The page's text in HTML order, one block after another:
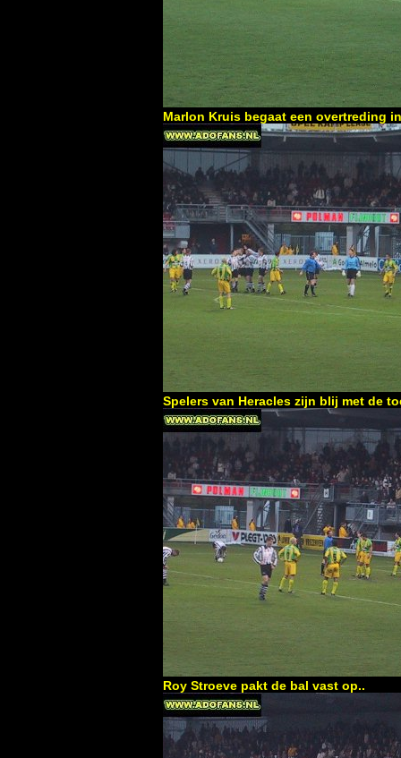
Marlon Kruis begaat een overtreding
Spelers van Heracles zijn blij met de
Roy Stroeve pakt de bal vast op..